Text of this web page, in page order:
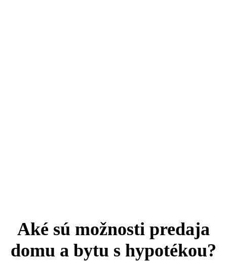
Aké sú možnosti predaja
domu a bytu s hypotékou?